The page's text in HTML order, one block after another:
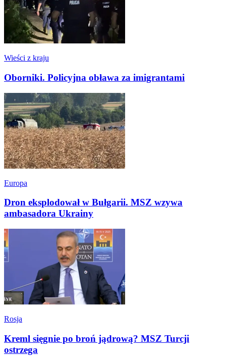
Wieści z kraju
Oborniki. Policyjna obława za imigrantami
Europa
Dron eksplodował w Bułgarii. MSZ wzywa
ambasadora Ukrainy
Rosja
Kreml sięgnie po broń jądrową? MSZ Turcji
ostrzega